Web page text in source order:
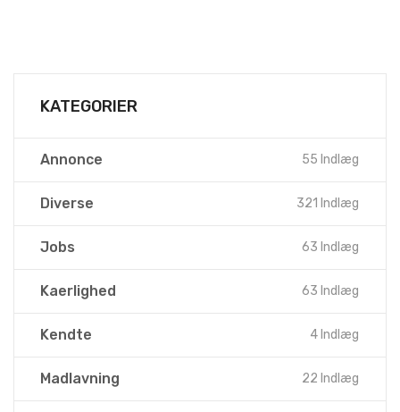
KATEGORIER
Annonce 55 Indlæg
Diverse 321 Indlæg
Jobs 63 Indlæg
Kaerlighed 63 Indlæg
Kendte 4 Indlæg
Madlavning 22 Indlæg